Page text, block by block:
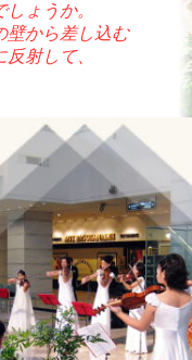
ょうか。
壁から差し込む
射して、